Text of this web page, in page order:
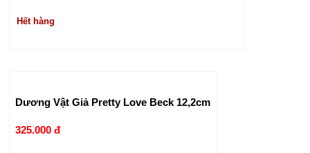
Hết hàng
Dương Vật Giả Pretty Love Beck 12,2cm
325.000 đ